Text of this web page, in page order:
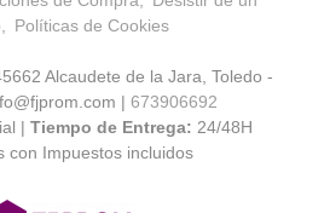
Políticas de Cookies
Alcaudete de la Jara, Toledo -
| 673906692
| Tiempo de Entrega: 24/48H
con Impuestos incluidos